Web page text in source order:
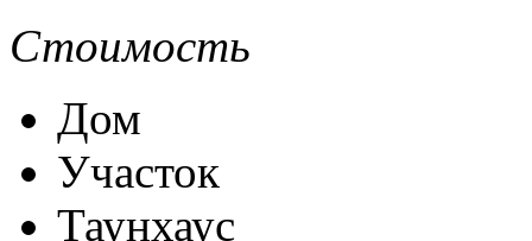
Стоимость
Дом
Участок
Таунхаус